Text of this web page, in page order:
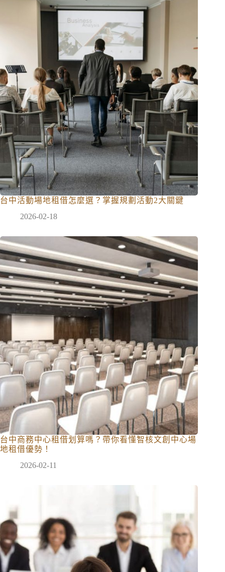
台中活動場地租借怎麼選？掌握規劃活動2大關鍵
2026-02-18
台中商務中心租借划算嗎？帶你看懂智核文創中心場
地租借優勢！
2026-02-11